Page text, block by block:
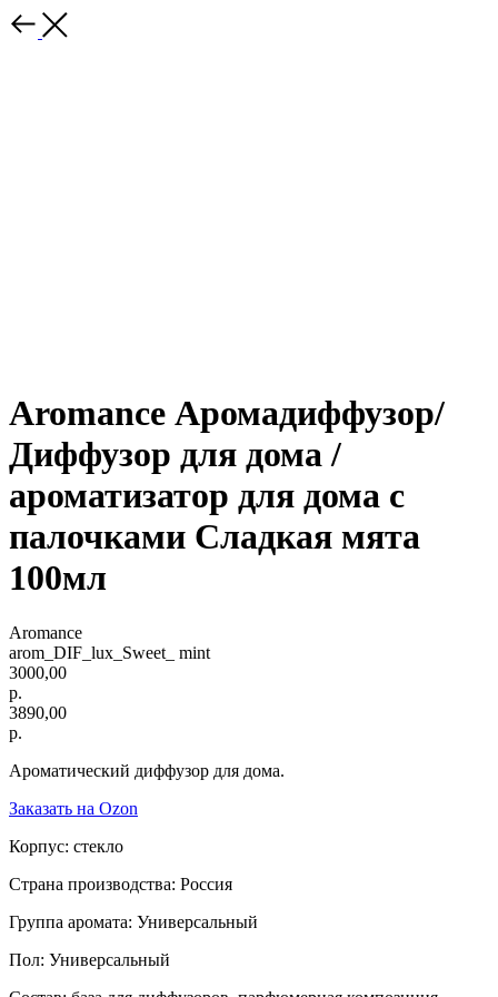
Aromance Аромадиффузор/
Диффузор для дома /
ароматизатор для дома с
палочками Сладкая мята
100мл
Aromance
arom_DIF_lux_Sweet_ mint
3000,00
р.
3890,00
р.
Ароматический диффузор для дома.
Заказать на Ozon
Корпус: стекло
Страна производства: Россия
Группа аромата: Универсальный
Пол: Универсальный